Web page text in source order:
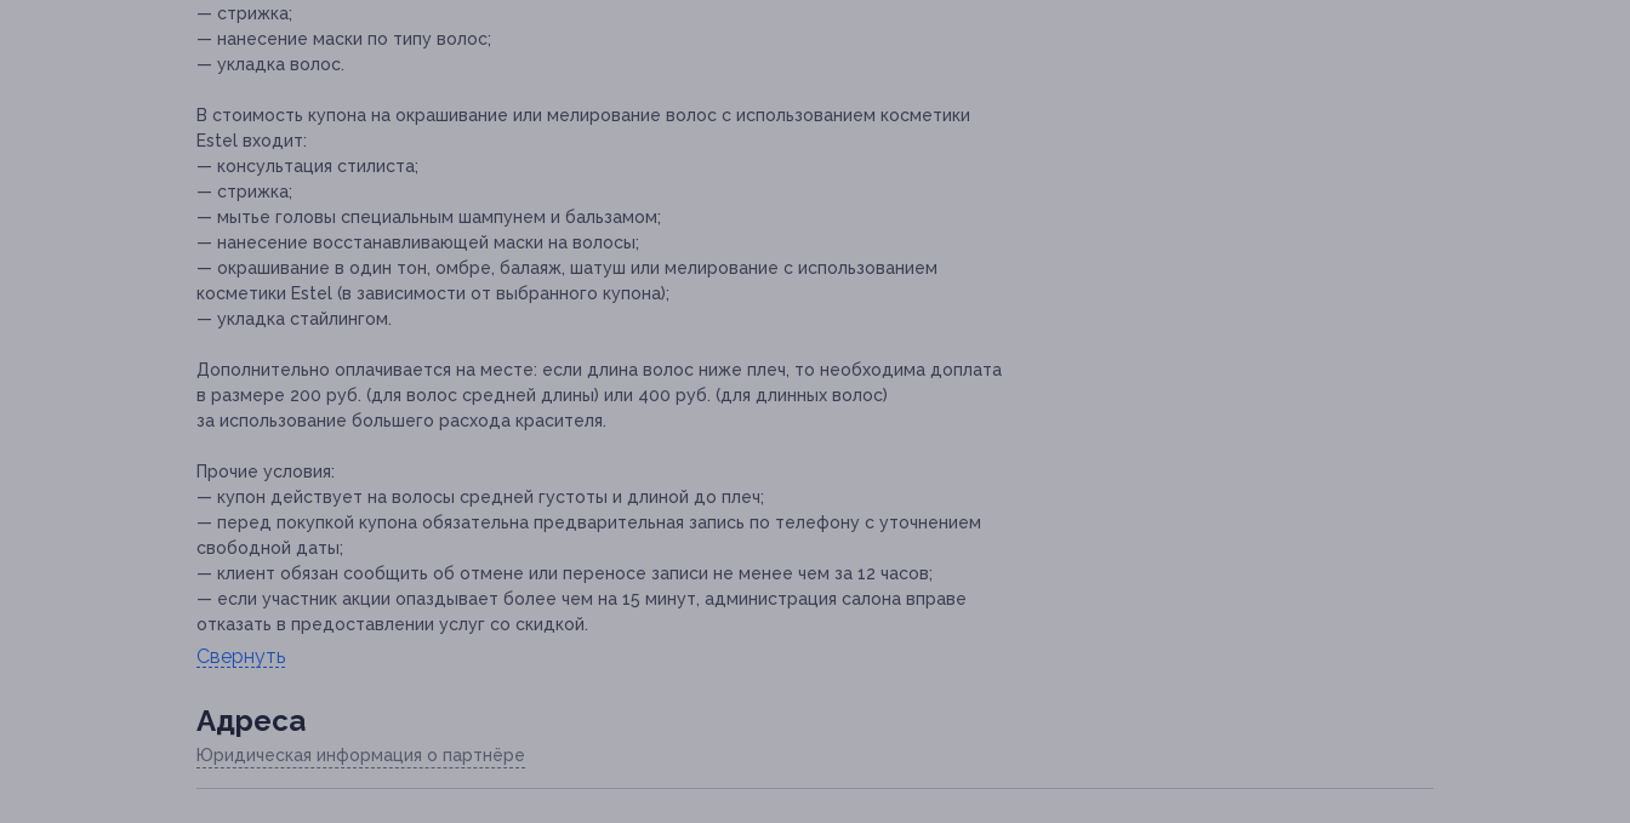
— стрижка;
— нанесение маски по типу волос;
— укладка волос.
В стоимость купона на окрашивание или мелирование волос с использованием косметики
Estel входит:
— консультация стилиста;
— стрижка;
— мытье головы специальным шампунем и бальзамом;
— нанесение восстанавливающей маски на волосы;
— окрашивание в один тон, омбре, балаяж, шатуш или мелирование с использованием
косметики Estel (в зависимости от выбранного купона);
— укладка стайлингом.
Дополнительно оплачивается на месте: если длина волос ниже плеч, то необходима доплата
в размере 200 руб. (для волос средней длины) или 400 руб. (для длинных волос)
за использование большего расхода красителя.
Прочие условия:
— купон действует на волосы средней густоты и длиной до плеч;
— перед покупкой купона обязательна предварительная запись по телефону с уточнением
свободной даты;
— клиент обязан сообщить об отмене или переносе записи не менее чем за 12 часов;
— если участник акции опаздывает более чем на 15 минут, администрация салона вправе
отказать в предоставлении услуг со скидкой.
Свернуть
Адресa
Юридическая информация о партнёре